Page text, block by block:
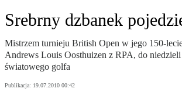
Srebrny dzbanek
Mistrzem turnieju British Open w jego 150-
Andrews Louis Oosthuizen z RPA, do
światowego golfa
Publikacja: 19.07.2010 00:42